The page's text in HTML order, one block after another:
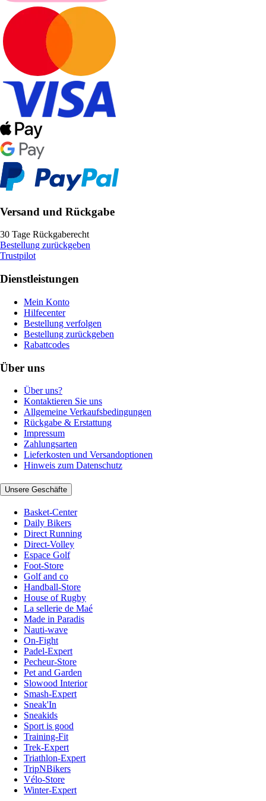
Versand und Rückgabe
30 Tage Rückgaberecht
Bestellung zurückgeben
Trustpilot
Dienstleistungen
Mein Konto
Hilfecenter
Bestellung verfolgen
Bestellung zurückgeben
Rabattcodes
Über uns
Über uns?
Kontaktieren Sie uns
Allgemeine Verkaufsbedingungen
Rückgabe & Erstattung
Impressum
Zahlungsarten
Lieferkosten und Versandoptionen
Hinweis zum Datenschutz
Unsere Geschäfte
Basket-Center
Daily Bikers
Direct Running
Direct-Volley
Espace Golf
Foot-Store
Golf and co
Handball-Store
House of Rugby
La sellerie de Maé
Made in Paradis
Nauti-wave
On-Fight
Padel-Expert
Pecheur-Store
Pet and Garden
Slowood Interior
Smash-Expert
Sneak'In
Sneakids
Sport is good
Training-Fit
Trek-Expert
Triathlon-Expert
TripNBikers
Vélo-Store
Winter-Expert